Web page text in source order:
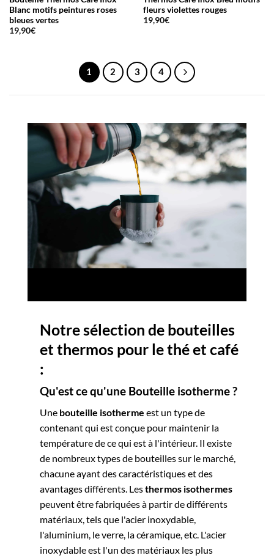
Blanc motifs peintures roses
bleues vertes
19,90€
fleurs violettes rouges
19,90€
1 2 3 4
Notre sélection de bouteilles
et thermos pour le thé et café
:
Qu'est ce qu'une Bouteille isotherme ?
Une bouteille isotherme est un type de
contenant qui est conçue pour maintenir la
température de ce qui est à l'intérieur. Il existe
de nombreux types de bouteilles sur le marché,
chacune ayant des caractéristiques et des
avantages différents. Lesthermos isothermes
peuvent être fabriquées à partir de différents
matériaux, tels que l'acier inoxydable,
l'aluminium, le verre, la céramique, etc. L'acier
inoxydable est l'un des matériaux les plus